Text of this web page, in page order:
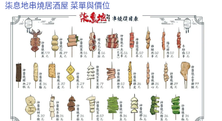
柒息地串燒居酒屋 菜單與價位